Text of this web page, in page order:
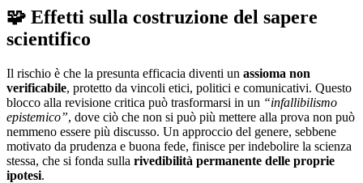
🧩 Effetti sulla costruzione del sapere
scientifico
Il rischio è che la presunta efficacia diventi un assioma non
verificabile, protetto da vincoli etici, politici e comunicativi. Questo
blocco alla revisione critica può trasformarsi in un “infallibilismo
epistemico”, dove ciò che non si può più mettere alla prova non può
nemmeno essere più discusso. Un approccio del genere, sebbene
motivato da prudenza e buona fede, finisce per indebolire la scienza
stessa, che si fonda sulla rivedibilità permanente delle proprie
ipotesi.